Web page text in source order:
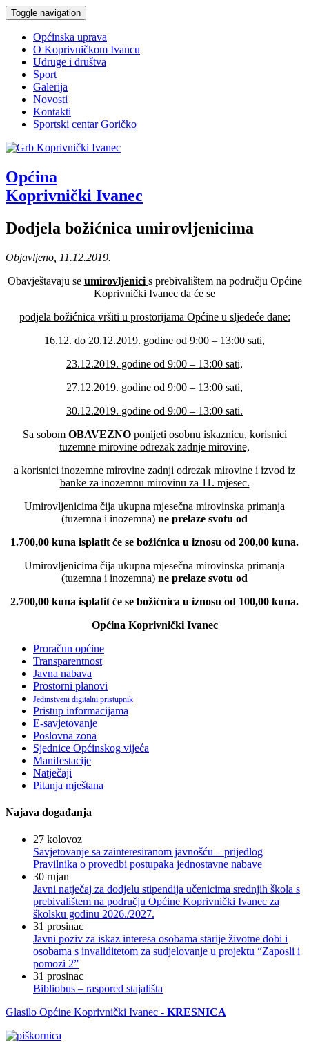
Toggle navigation
Općinska uprava
O Koprivničkom Ivancu
Udruge i društva
Sport
Galerija
Novosti
Kontakti
Sportski centar Goričko
Općina
Koprivnički Ivanec
Dodjela božićnica umirovljenicima
Objavljeno, 11.12.2019.
Obavještavaju se umirovljenici s prebivalištem na području Općine
Koprivnički Ivanec da će se
podjela božićnica vršiti u prostorijama Općine u sljedeće dane:
16.12. do 20.12.2019. godine od 9:00 – 13:00 sati,
23.12.2019. godine od 9:00 – 13:00 sati,
27.12.2019. godine od 9:00 – 13:00 sati,
30.12.2019. godine od 9:00 – 13:00 sati.
Sa sobom OBAVEZNOponijeti osobnu iskaznicu, korisnici
tuzemne mirovine odrezak zadnje mirovine,
a korisnici inozemne mirovine zadnji odrezak mirovine i izvod iz
banke za inozemnu mirovinu za 11. mjesec.
Umirovljenicima čija ukupna mjesečna mirovinska primanja
(tuzemna i inozemna) ne prelaze svotu od
1.700,00 kuna isplatit će se božićnica u iznosu od 200,00 kuna.
Umirovljenicima čija ukupna mjesečna mirovinska primanja
(tuzemna i inozemna) ne prelaze svotu od
2.700,00 kuna isplatit će se božićnica u iznosu od 100,00 kuna.
Općina Koprivnički Ivanec
Proračun općine
Transparentnost
Javna nabava
Prostorni planovi
Jedinstveni digitalni pristupnik
Pristup informacijama
E-savjetovanje
Poslovna zona
Sjednice Općinskog vijeća
Manifestacije
Natječaji
Pitanja mještana
Najava događanja
27 kolovoz
Savjetovanje sa zainteresiranom javnošću – prijedlog
Pravilnika o provedbi postupaka jednostavne nabave
30 rujan
Javni natječaj za dodjelu stipendija učenicima srednjih škola s
prebivalištem na području Općine Koprivnički Ivanec za
školsku godinu 2026./2027.
31 prosinac
Javni poziv za iskaz interesa osobama starije životne dobi i
osobama s invaliditetom za sudjelovanje u projektu “Zaposli i
pomozi 2”
31 prosinac
Bibliobus – raspored stajališta
Glasilo Općine Koprivnički Ivanec - KRESNICA